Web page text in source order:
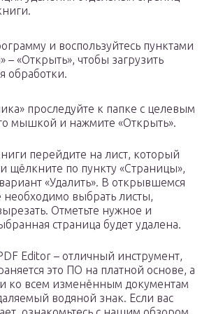
и воспользуйтесь пунктами
«Открыть», чтобы загрузить
обработки.
проследуйте к папке с целевым
мышкой и нажмите «Открыть».
перейдите на лист, который
щёлкните по пункту «Страницы»,
«Удалить». В открывшемся
необходимо выбрать листы,
Отметьте нужное и
страница будет удалена.
Editor – отличный инструмент,
это ПО на платной основе, а
ко всем изменённым документам
водяной знак. Если вас